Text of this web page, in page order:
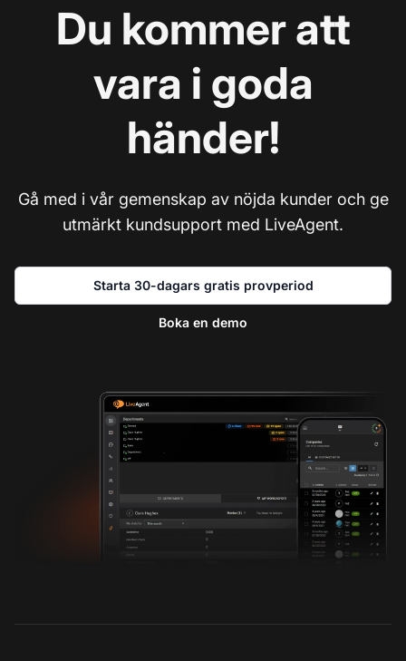
Du kommer att
vara i goda
händer!
Gå med i vår gemenskap av nöjda kunder och ge
utmärkt kundsupport med LiveAgent.
Starta 30-dagars gratis provperiod
Boka en demo